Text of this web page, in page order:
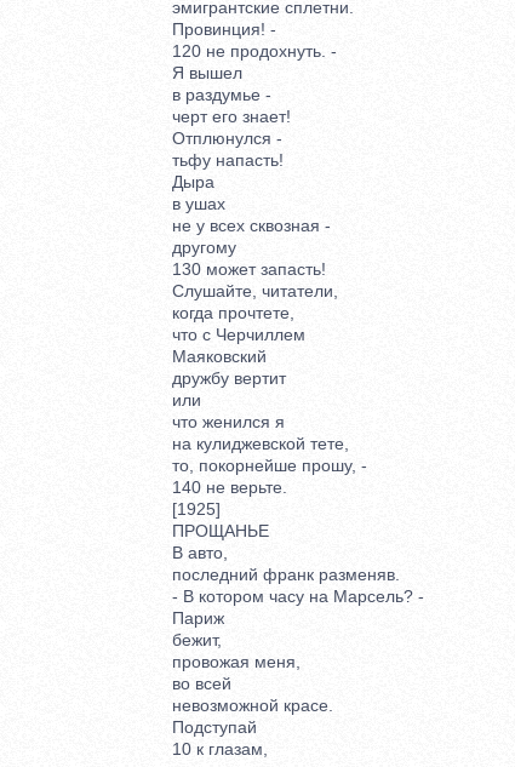
эмигрантские сплетни.
Провинция! -
120 не продохнуть. -
Я вышел
в раздумье -
черт его знает!
Отплюнулся -
тьфу напасть!
Дыра
в ушах
не у всех сквозная -
другому
130 может запасть!
Слушайте, читатели,
когда прочтете,
что с Черчиллем
Маяковский
дружбу вертит
или
что женился я
на кулиджевской тете,
то, покорнейше прошу, -
140 не верьте.
[1925]
ПРОЩАНЬЕ
В авто,
последний франк разменяв.
- В котором часу на Марсель? -
Париж
бежит,
провожая меня,
во всей
невозможной красе.
Подступай
10 к глазам,